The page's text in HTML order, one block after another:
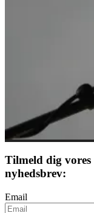
Tilmeld dig vores
nyhedsbrev:
Email